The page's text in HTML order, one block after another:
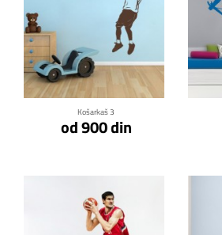
Košarkaš 3
od 900 din
Klikni za detalje